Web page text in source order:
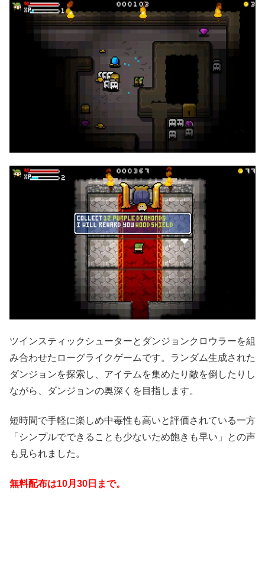
ツインスティックシューターとダンジョンクロウラーを組
み合わせたローグライクゲームです。ランダム生成された
ダンジョンを探索し、アイテムを集めたり敵を倒したりし
ながら、ダンジョンの奥深くを目指します。
短時間で手軽に楽しめ中毒性も高いと評価されている一方
「シンプルでできることも少ないため飽きも早い」との声
も見られました。
無料配布は10月30日 まで。